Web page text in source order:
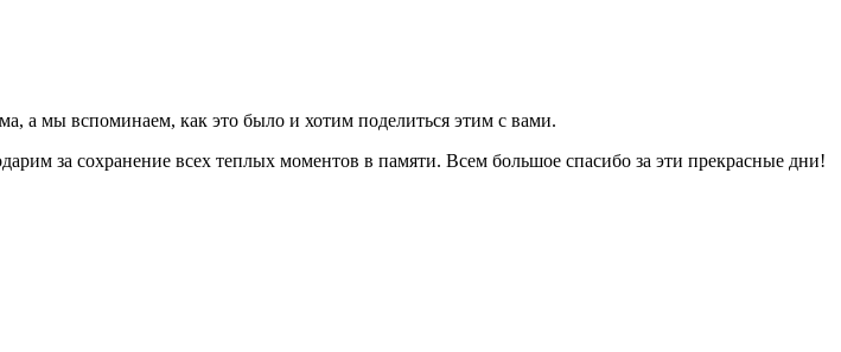
а мы вспоминаем, как это было и хотим поделиться этим с вами.
за сохранение всех теплых моментов в памяти. Всем большое спасибо за эти прекрасные дни!